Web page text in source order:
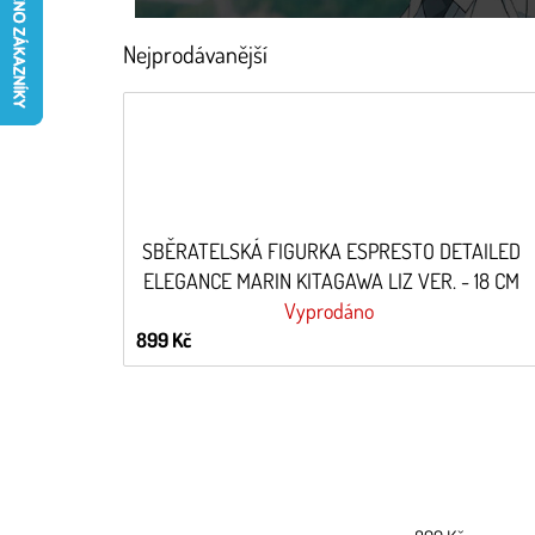
Nejprodávanější
SBĚRATELSKÁ FIGURKA ESPRESTO DETAILED
ELEGANCE MARIN KITAGAWA LIZ VER. - 18 CM
Vyprodáno
899 Kč